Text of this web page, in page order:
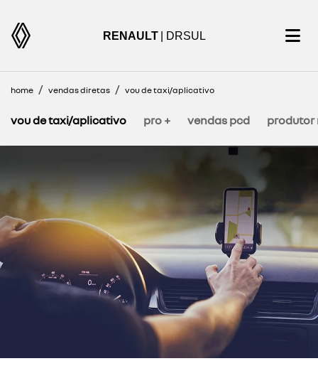
RENAULT | DRSUL
home vendas diretas vou de taxi/aplicativo
pro + vendas pcd
vou de taxi/aplicativo produtor